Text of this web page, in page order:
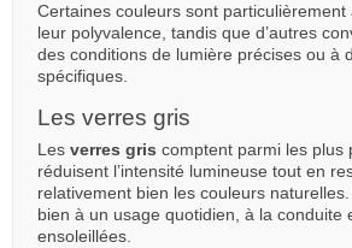
Certaines couleurs sont
leur polyvalence, tandis que d’autres
des conditions de lumière précises ou à
spécifiques.
Les verres gris
Les verres gris comptent parmi les plus
réduisent l’intensité lumineuse tout en
relativement bien les couleurs
bien à un usage quotidien, à la conduite
ensoleillées.